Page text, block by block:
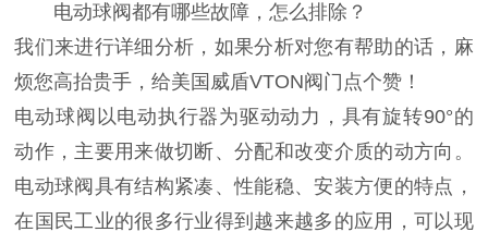
电动球阀都有哪些故障，怎么排除？
我们来进行详细分析，如果分析对您有帮助的话，麻
烦您高抬贵手，给美国威盾VTON阀门点个赞！
电动球阀以电动执行器为驱动动力，具有旋转90°的
动作，主要用来做切断、分配和改变介质的动方向。
电动球阀具有结构紧凑、性能稳、安装方便的特点，
在国民工业的很多行业得到越来越多的应用，可以现